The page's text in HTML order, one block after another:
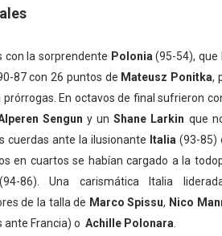
con la sorprendente Polonia(95-54), que
87 con 26 puntos de Mateusz Ponitka,
En octavos de final sufrieron
Senguny unShane Larkin que
cuerdas ante la ilusionante Italia(93-85)
en cuartos se habían cargado a la
(94-86). Una carismática Italia
de la talla de Marco Spissu, Nico
ante Francia) o Achille Polonara